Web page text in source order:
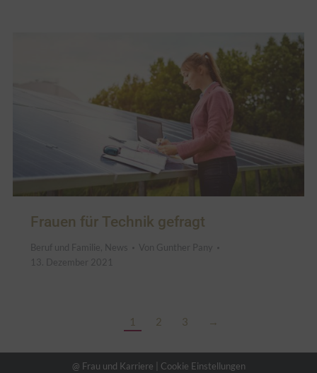
Frauen für Technik gefragt
Beruf und Familie, News Von Gunther Pany
13. Dezember 2021
1 2 3 →
@ Frau und Karriere | Cookie Einstellungen